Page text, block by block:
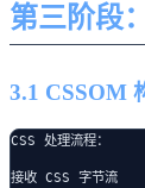
第三阶段
3.1 CSSOM
CSS 处理流程：
接收 CSS 字节流